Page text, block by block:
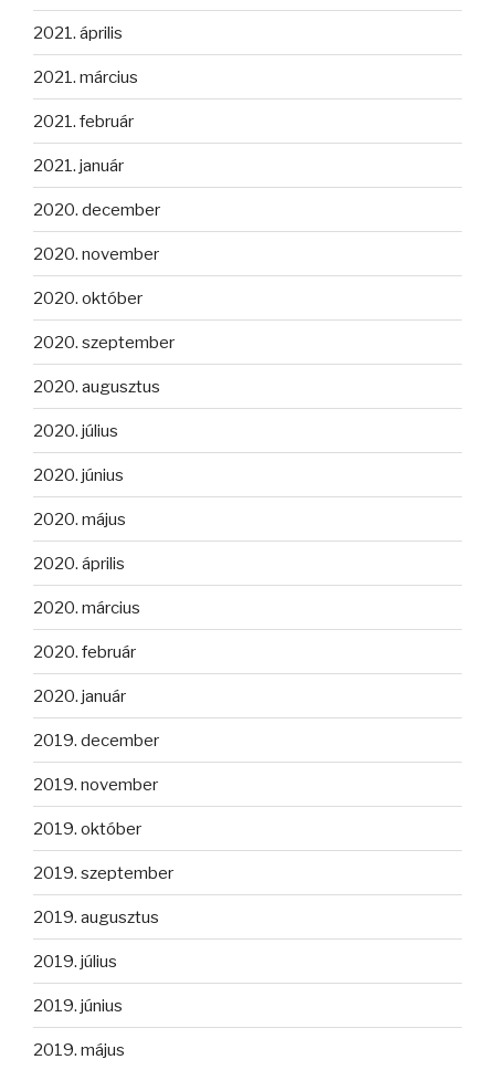
2021. április
2021. március
2021. február
2021. január
2020. december
2020. november
2020. október
2020. szeptember
2020. augusztus
2020. július
2020. június
2020. május
2020. április
2020. március
2020. február
2020. január
2019. december
2019. november
2019. október
2019. szeptember
2019. augusztus
2019. július
2019. június
2019. május